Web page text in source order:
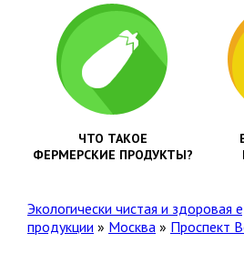
ЧТО ТАКОЕ
ФЕРМЕРСКИЕ ПРОДУКТЫ?
Экологически чистая и здоровая
продукции » Москва » Проспект